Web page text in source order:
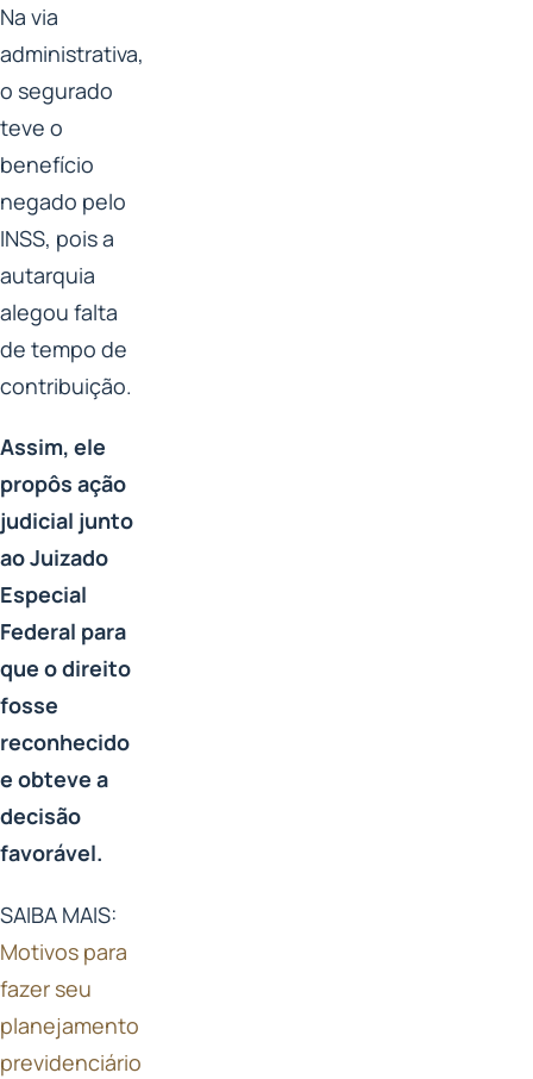
Na via
administrativa,
o segurado
teve o
benefício
negado pelo
INSS, pois a
autarquia
alegou falta
de tempo de
contribuição.
Assim, ele
propôs ação
judicial junto
ao Juizado
Especial
Federal para
que o direito
fosse
reconhecido
e obteve a
decisão
favorável.
SAIBA MAIS:
Motivos para
fazer seu
planejamento
previdenciário